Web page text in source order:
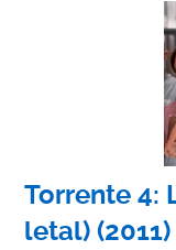
Torrente 4:
letal) (2011)